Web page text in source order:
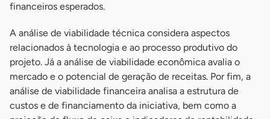
financeiros esperados.
A análise de viabilidade técnica considera aspectos
relacionados à tecnologia e ao processo produtivo do
projeto. Já a análise de viabilidade econômica avalia o
mercado e o potencial de geração de receitas. Por fim, a
análise de viabilidade financeira analisa a estrutura de
custos e de financiamento da iniciativa, bem como a